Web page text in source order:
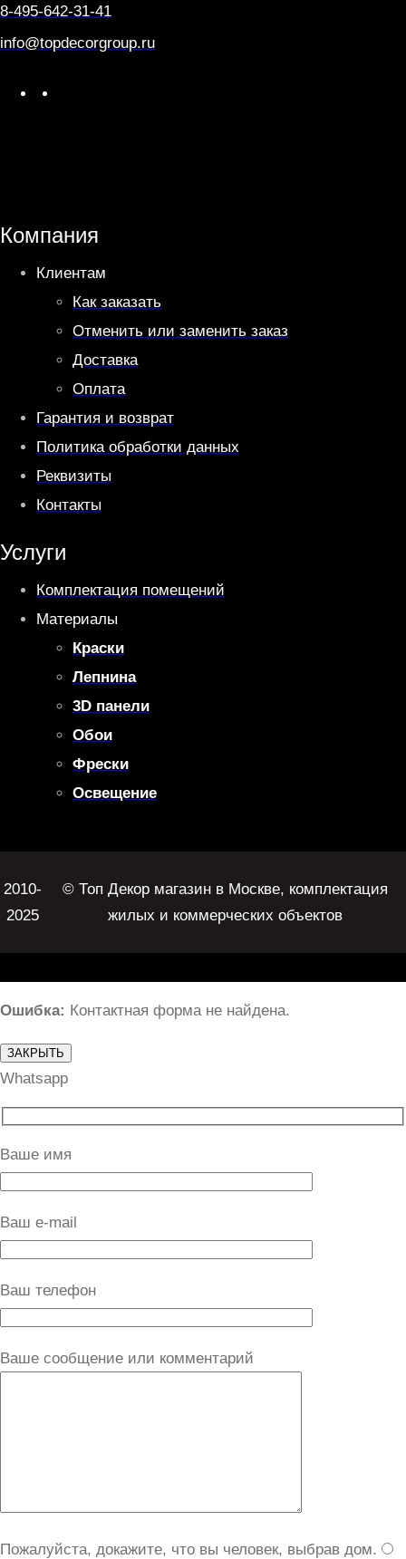
8-495-642-31-41
info@topdecorgroup.ru
p
p
a
m
Компания
Клиентам
Как заказать
Отменить или заменить заказ
Доставка
Оплата
Гарантия и возврат
Политика обработки данных
Реквизиты
Контакты
Услуги
Комплектация помещений
Материалы
Краски
Лепнина
3D панели
Обои
Фрески
Освещение
2010-
2025
© Топ Декор магазин в Москве, комплектация
жилых и коммерческих объектов
Ошибка: Контактная форма не найдена.
ЗАКРЫТЬ
Whatsapp
Ваше имя
Ваш e-mail
Ваш телефон
Ваше сообщение или комментарий
Пожалуйста, докажите, что вы человек, выбрав дом.